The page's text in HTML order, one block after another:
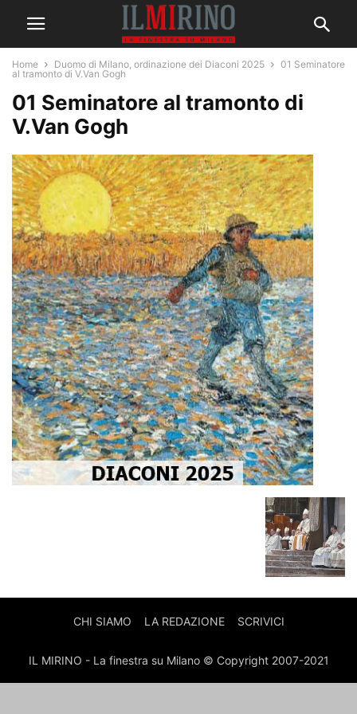
Home Duomo di Milano, ordinazione dei Diaconi 2025
01 Seminatore
al tramonto di V.Van Gogh
01 Seminatore al tramonto di
V.Van Gogh
CHI SIAMO LA REDAZIONE SCRIVICI
IL MIRINO - La finestra su Milano © Copyright 2007-2021